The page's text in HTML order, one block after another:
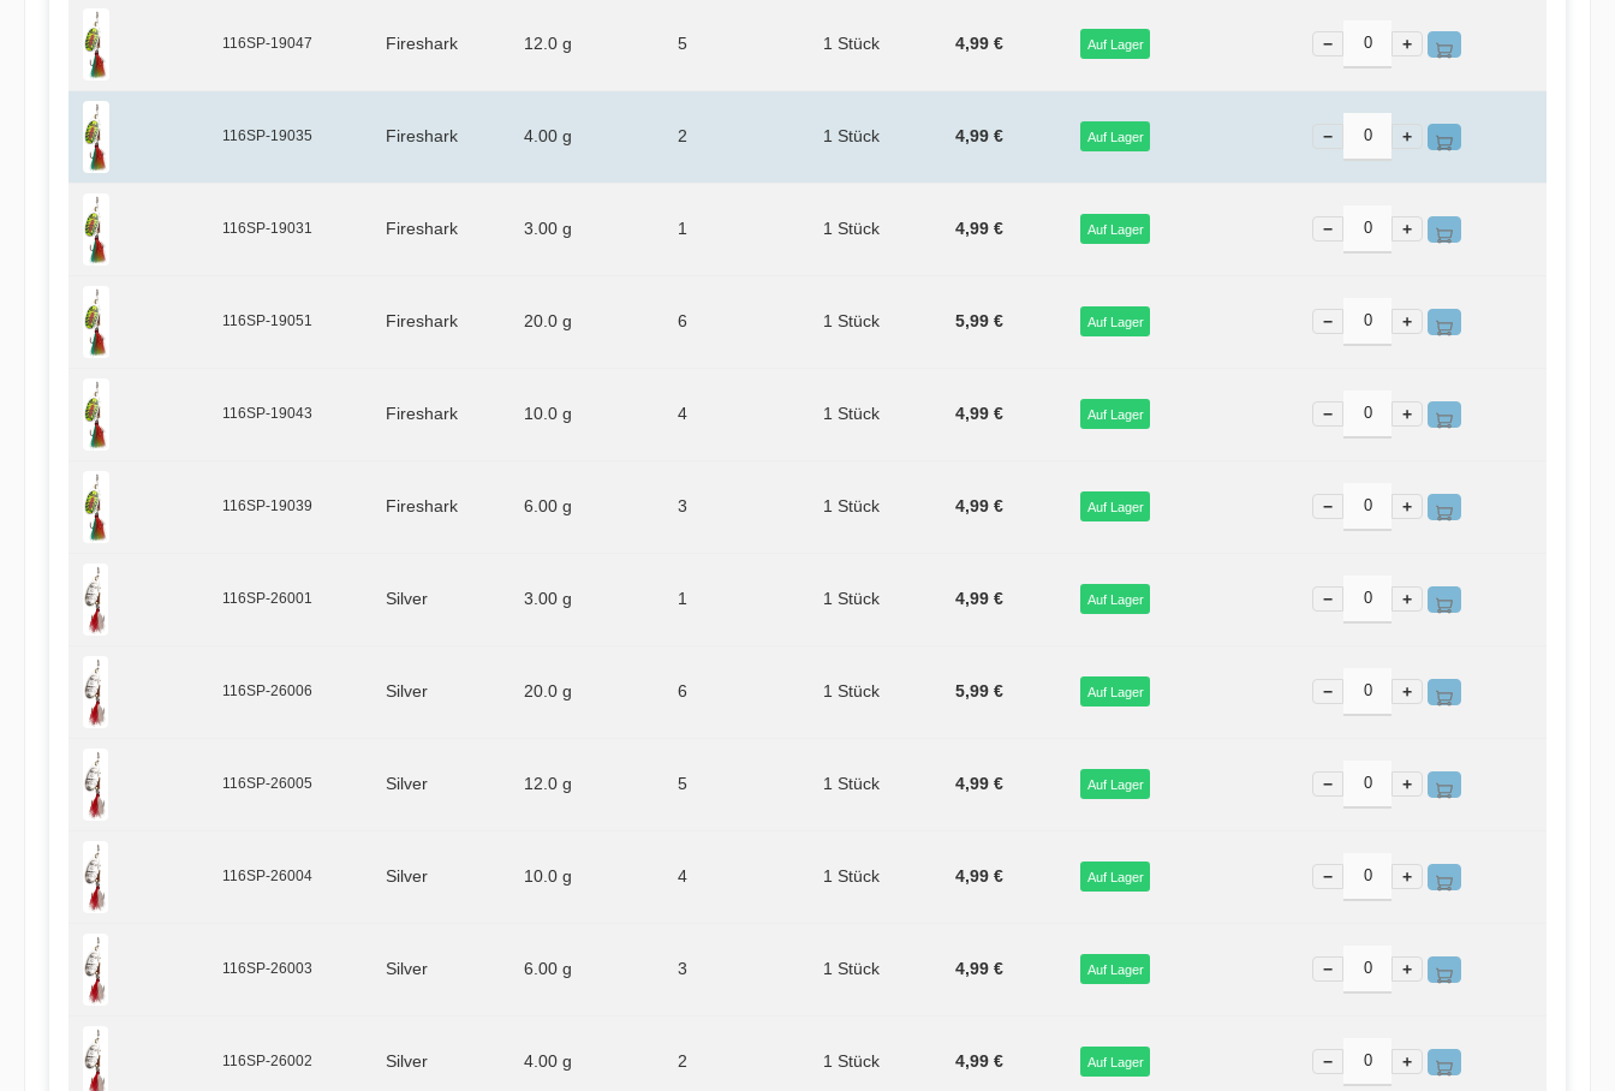
116SP-19047 Fireshark 12.0 g 5 1 Stück 4,99 € Auf Lager − +
116SP-19035 Fireshark 4.00 g 2 1 Stück 4,99 € Auf Lager − +
116SP-19031 Fireshark 3.00 g 1 1 Stück 4,99 € Auf Lager − +
116SP-19051 Fireshark 20.0 g 6 1 Stück 5,99 € Auf Lager − +
116SP-19043 Fireshark 10.0 g 4 1 Stück 4,99 € Auf Lager − +
116SP-19039 Fireshark 6.00 g 3 1 Stück 4,99 € Auf Lager − +
116SP-26001 Silver 3.00 g 1 1 Stück 4,99 € Auf Lager − +
116SP-26006 Silver 20.0 g 6 1 Stück 5,99 € Auf Lager − +
116SP-26005 Silver 12.0 g 5 1 Stück 4,99 € Auf Lager − +
116SP-26004 Silver 10.0 g 4 1 Stück 4,99 € Auf Lager − +
116SP-26003 Silver 6.00 g 3 1 Stück 4,99 € Auf Lager − +
116SP-26002 Silver 4.00 g 2 1 Stück 4,99 € Auf Lager − +